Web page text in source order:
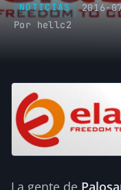
NOTICIAS ·2016-
Por hellc2
La gente de